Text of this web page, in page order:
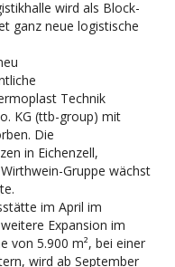
wird als Block-
ganz neue logistische
Technik
KG (ttb-group) mit
Die
in Eichenzell,
Gruppe wächst
im April im
Expansion im
von 5.900 m², bei einer
wird ab September